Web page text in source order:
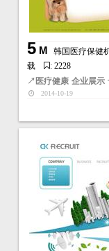
5M
韩国医疗保健
载
: 2228
↗ 医疗健康 企业展示
2014-10-19